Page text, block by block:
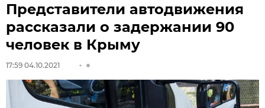
Представители автодвижения
рассказали о задержании 90
человек в Крыму
17:59 04.10.2021